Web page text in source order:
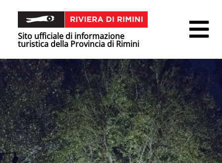
Sito ufficiale di informazione
turistica della Provincia di Rimini